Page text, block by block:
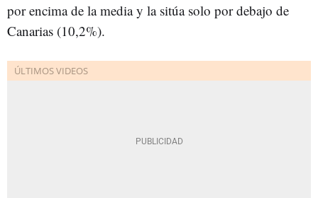
por encima de la media y la sitúa solo por debajo de
Canarias (10,2%).